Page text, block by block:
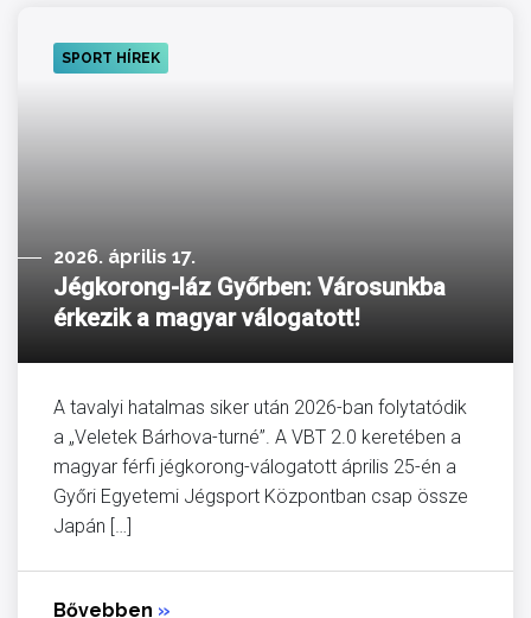
SPORT HÍREK
2026. április 17.
Jégkorong-láz Győrben: Városunkba
érkezik a magyar válogatott!
A tavalyi hatalmas siker után 2026-ban folytatódik
a „Veletek Bárhova-turné”. A VBT 2.0 keretében a
magyar férfi jégkorong-válogatott április 25-én a
Győri Egyetemi Jégsport Központban csap össze
Japán […]
Bővebben »